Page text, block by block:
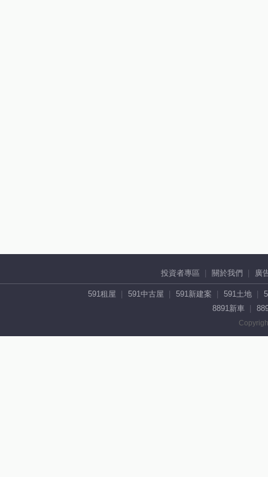
投資者專區 關於我們 廣
591租屋 591中古屋 591新建案 591土地
8891新車